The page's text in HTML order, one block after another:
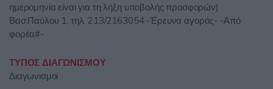
Δοκιμάστε την Υπηρεσία
Επικοινωνία
ημερομηνία είναι για τη λήξη υποβολής προσφορών)
Βασ.Παύλου 1, τηλ. 213/2163054 -Έρευνα αγοράς- -Από
φορέα#-
ΤΥΠΟΣ ΔΙΑΓΩΝΙΣΜΟΥ
Διαγωνισμοί